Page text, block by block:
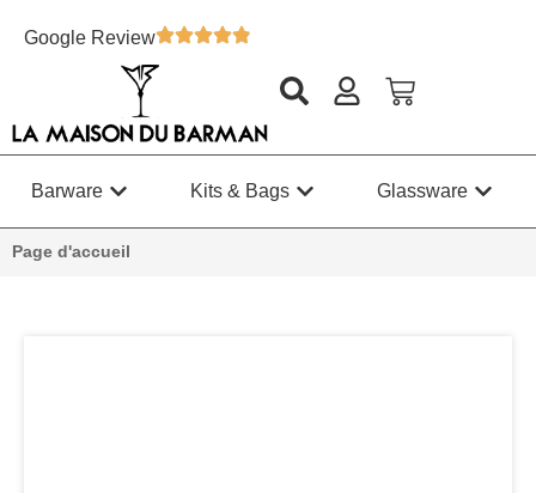
Google Review
Barware Kits & Bags Glassware
Page d'accueil